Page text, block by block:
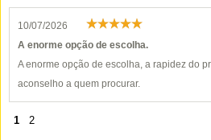
10/07/2026
A enorme opção de escolha.
A enorme opção de escolha, a rapidez do
aconselho a quem procurar.
1 2